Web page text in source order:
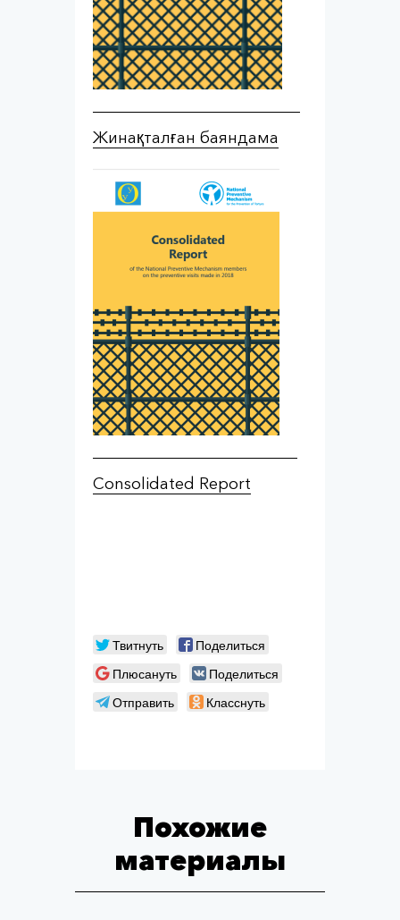
Жинақталған баяндама
Consolidated Report
Твитнуть
Поделиться
Плюсануть
Поделиться
Отправить
Класснуть
Похожие
материалы